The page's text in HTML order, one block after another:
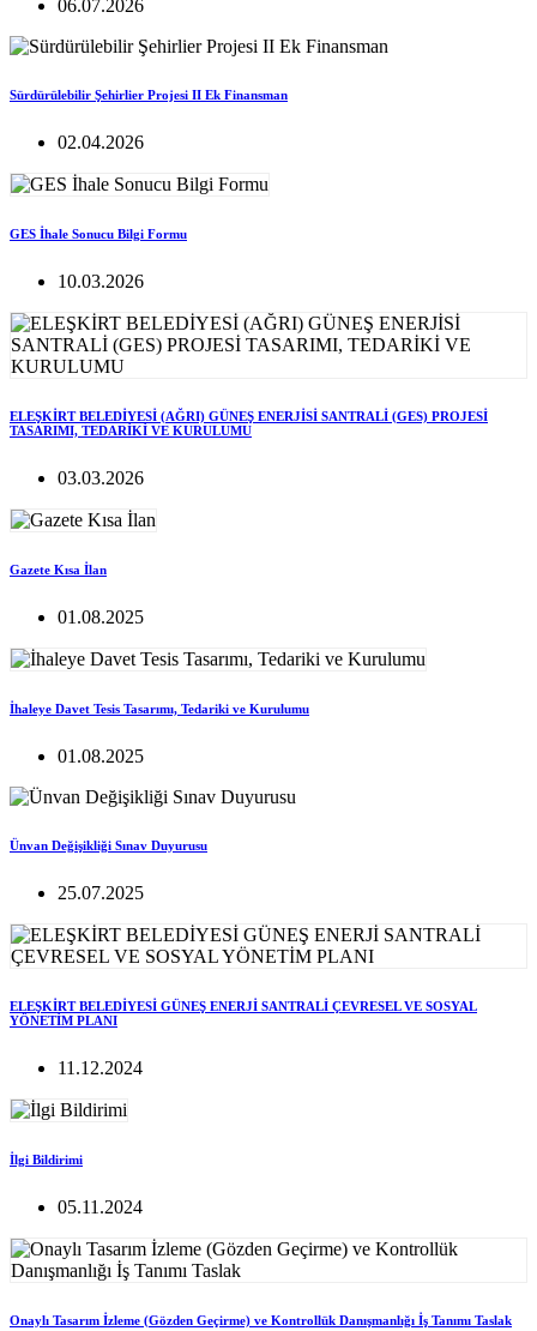
06.07.2026
Sürdürülebilir Şehirlier Projesi II Ek Finansman
02.04.2026
GES İhale Sonucu Bilgi Formu
10.03.2026
ELEŞKİRT BELEDİYESİ (AĞRI) GÜNEŞ ENERJİSİ SANTRALİ (GES) PROJESİ
TASARIMI, TEDARİKİ VE KURULUMU
03.03.2026
Gazete Kısa İlan
01.08.2025
İhaleye Davet Tesis Tasarımı, Tedariki ve Kurulumu
01.08.2025
Ünvan Değişikliği Sınav Duyurusu
25.07.2025
ELEŞKİRT BELEDİYESİ GÜNEŞ ENERJİ SANTRALİ ÇEVRESEL VE SOSYAL
YÖNETİM PLANI
11.12.2024
İlgi Bildirimi
05.11.2024
Onaylı Tasarım İzleme (Gözden Geçirme) ve Kontrollük Danışmanlığı İş Tanımı Taslak